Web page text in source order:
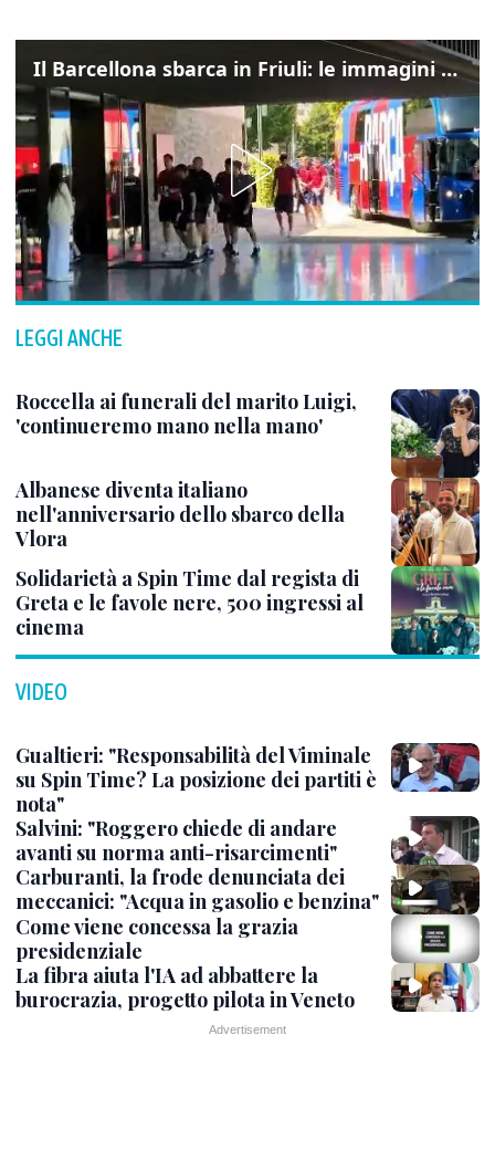
Il Barcellona sbarca in Friuli: le immagini dell'arrivo in albergo
LEGGI ANCHE
Roccella ai funerali del marito Luigi,
'continueremo mano nella mano'
Albanese diventa italiano
nell'anniversario dello sbarco della
Vlora
Solidarietà a Spin Time dal regista di
Greta e le favole nere, 500 ingressi al
cinema
VIDEO
Gualtieri: "Responsabilità del Viminale
su Spin Time? La posizione dei partiti è
nota"
Salvini: "Roggero chiede di andare
avanti su norma anti-risarcimenti"
Carburanti, la frode denunciata dei
meccanici: "Acqua in gasolio e benzina"
Come viene concessa la grazia
presidenziale
La fibra aiuta l'IA ad abbattere la
burocrazia, progetto pilota in Veneto